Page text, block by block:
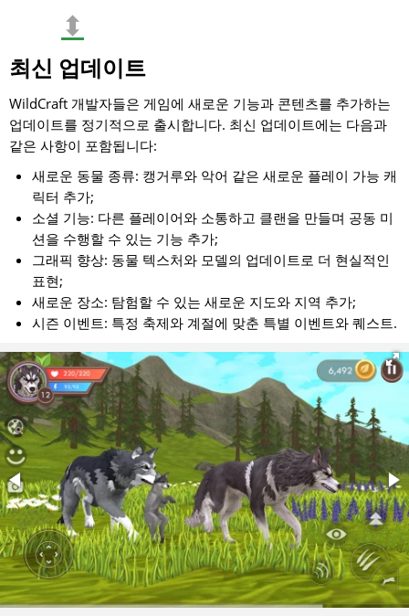
를 선호하며 캐릭터를 키우거나 다른 사용자와 협력하여 게임
을 즐깁니다.
2021년 개발자들은 동물의 특성에 큰 변화를 주었으며, 치명타
지어 독수리 같은 새로운 동물들을 만날 수 있습니다. 처음에는
어떤 동물이든 쉽게 조작할 수 있을 것 같지만, 각 동물마다 고
유한 전략이 필요합니다.
예를 들어, 여우는 속도 덕분에 팀 전투에서 매우 인기가 많습
니다. 말도 속도가 빠르며 전투에서 효과적일 수 있습니다. 아
레나 전투에 가장 적합한 동물은 늑대, 여우, 악어입니다. 이들
동물 각각은 다양한 상황에서 활용할 수 있는 고유한 능력을 가
지고 있습니다.
게임 스타일
결국 캐릭터 선택은 자신의 게임 스타일에 달려 있습니다. 빠르
고 역동적인 전투를 좋아한다면 여우나 치타가 훌륭한 선택이
될 것입니다. 더 차분하고 전략적인 접근을 선호한다면 독수리
나 스라소니를 고려해 보세요. 각 캐릭터는 고유한 접근 방식과
전술이 필요하며, 이는 게임을 더욱 흥미롭고 다양하게 만듭니
다.
⬍
최신 업데이트
WildCraft 개발자들은 게임에 새로운 기능과 콘텐츠를 추가하는
업데이트를 정기적으로 출시합니다. 최신 업데이트에는 다음과
같은 사항이 포함됩니다:
새로운 동물 종류: 캥거루와 악어 같은 새로운 플레이 가능 캐
릭터 추가;
소셜 기능: 다른 플레이어와 소통하고 클랜을 만들며 공동 미
션을 수행할 수 있는 기능 추가;
그래픽 향상: 동물 텍스처와 모델의 업데이트로 더 현실적인
표현;
새로운 장소: 탐험할 수 있는 새로운 지도와 지역 추가;
시즌 이벤트: 특정 축제와 계절에 맞춘 특별 이벤트와 퀘스트.